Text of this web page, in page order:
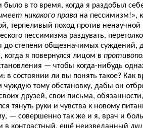
в то время, когда я раздобыл
никакого правана пессимизм!»,
терпеливый поход против ненаучной
пессимизма раздувать,
до степени общезначимых суждений,
я повернулся лицом в
— чтобы когда-нибудь
в состоянии ли вы понять такое? Как
тому обстановку, дабы он
друзей, свои письма, обязанности,
тянуть руки и чувства к новому
— совершенно так же и я, врач и